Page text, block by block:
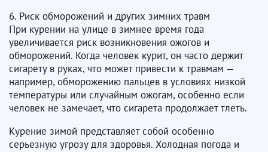
6. Риск обморожений и других зимних травм
При курении на улице в зимнее время года
увеличивается риск возникновения ожогов и
обморожений. Когда человек курит, он часто держит
сигарету в руках, что может привести к травмам —
например, обморожению пальцев в условиях низкой
температуры или случайным ожогам, особенно если
человек не замечает, что сигарета продолжает тлеть.
Курение зимой представляет собой особенно
серьезную угрозу для здоровья. Холодная погода и